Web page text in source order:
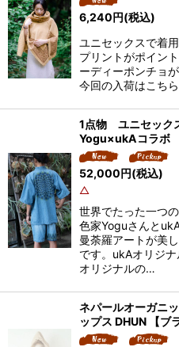
6,240円(税込)
ユニセックスで着
プリントがポイン
ーディーポンチョ
今回の入荷はこち
1点物 ユニセッ
Yogu×ukAコラボ
52,000円(税込)
△
世界でたった一つ
色家Yoguさんと
曼荼羅アートが美
です。ukAオリジ
オリジナルの…
ネパールオーガニ
ップス DHUN 【ブ